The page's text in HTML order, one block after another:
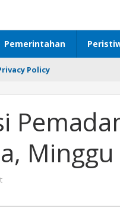
Pemerintahan
Policy